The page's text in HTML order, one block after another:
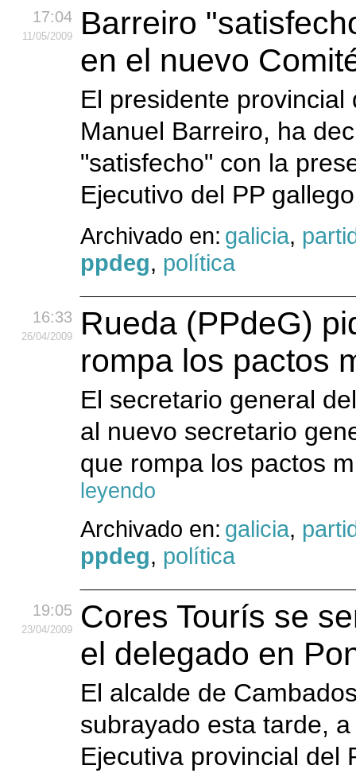
17:04
11/05/2009
Barreiro
en el nuevo
El presidente
Manuel Barreiro, ha
"satisfecho" con la
Ejecutivo del PP
Archivado en: galicia,
ppdeg, política
16:33
26/04/2009
Rueda (PPdeG)
rompa los pactos
El secretario general
al nuevo secretario
que rompa los pactos
leyendo
Archivado en: galicia,
ppdeg, política
19:05
23/04/2009
Cores Tourís se
el delegado en
El alcalde de
subrayado esta tarde,
Ejecutiva provincial del